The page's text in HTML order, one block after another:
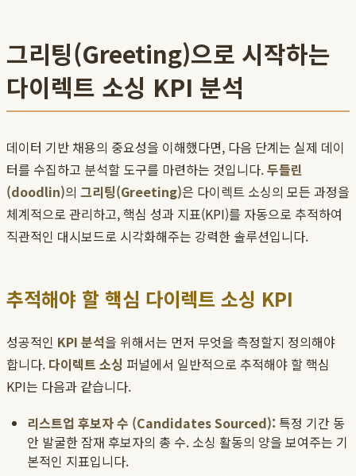
그리팅(Greeting)으로 시작하는
다이렉트 소싱 KPI 분석
데이터 기반 채용의 중요성을 이해했다면, 다음 단계는 실제 데이
터를 수집하고 분석할 도구를 마련하는 것입니다.두들린
(doodlin)의 그리팅(Greeting)은 다이렉트 소싱의 모든 과정을
체계적으로 관리하고, 핵심 성과 지표(KPI)를 자동으로 추적하여
직관적인 대시보드로 시각화해주는 강력한 솔루션입니다.
추적해야 할 핵심 다이렉트 소싱 KPI
성공적인 KPI 분석을 위해서는 먼저 무엇을 측정할지 정의해야
합니다. 다이렉트 소싱 퍼널에서 일반적으로 추적해야 할 핵심
KPI는 다음과 같습니다.
리스트업 후보자 수 (Candidates Sourced): 특정 기간 동
안 발굴한 잠재 후보자의 총 수. 소싱 활동의 양을 보여주는 기
본적인 지표입니다.